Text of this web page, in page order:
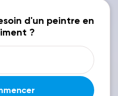
d'un peintre en
?